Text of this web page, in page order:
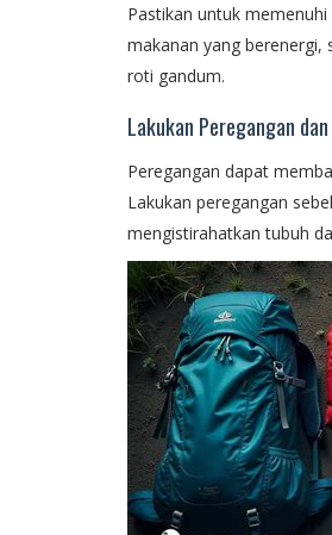
Pastikan untuk
makanan yang berenergi,
roti gandum.
Lakukan Peregangan
Peregangan dapat
Lakukan peregangan
mengistirahatkan tubuh